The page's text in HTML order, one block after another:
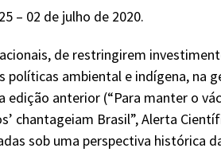
– 02 de julho de 2020.
de restringirem
ambiental e indígena, na
anterior (“Para manter o
chantageiam Brasil”, Alerta
sob uma perspectiva histórica